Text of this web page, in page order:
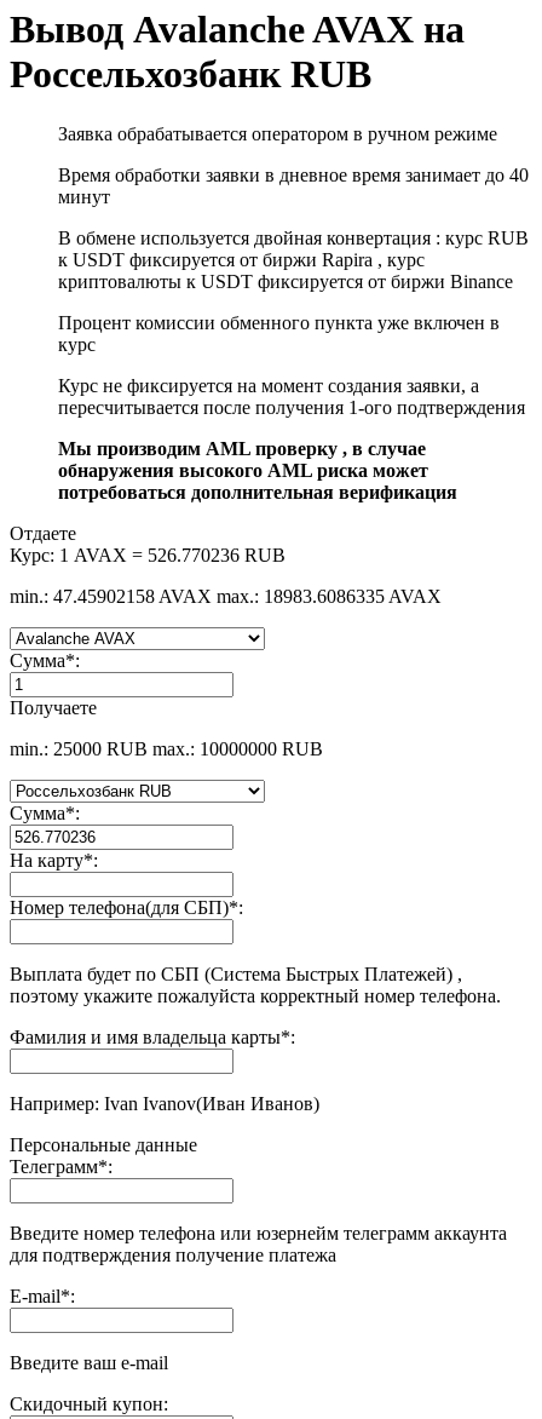
Вывод Avalanche AVAX на
Россельхозбанк RUB
Заявка обрабатывается оператором в ручном режиме
Время обработки заявки в дневное время занимает до 40
минут
В обмене используется двойная конвертация : курс RUB
к USDT фиксируется от биржи Rapira , курс
криптовалюты к USDT фиксируется от биржи Binance
Процент комиссии обменного пункта уже включен в
курс
Курс не фиксируется на момент создания заявки, а
пересчитывается после получения 1-ого подтверждения
Мы производим AML проверку , в случае
обнаружения высокого AML риска может
потребоваться дополнительная верификация
Отдаете
Курс: 1 AVAX = 526.770236 RUB
min.: 47.45902158 AVAX max.: 18983.6086335 AVAX
Сумма*:
Получаете
min.: 25000 RUB max.: 10000000 RUB
Сумма*:
На карту*:
Номер телефона(для СБП)*:
Выплата будет по СБП (Система Быстрых Платежей) ,
поэтому укажите пожалуйста корректный номер телефона.
Фамилия и имя владельца карты*:
Например: Ivan Ivanov(Иван Иванов)
Персональные данные
Телеграмм*:
Введите номер телефона или юзернейм телеграмм аккаунта
для подтверждения получение платежа
E-mail*:
Введите ваш e-mail
Скидочный купон: